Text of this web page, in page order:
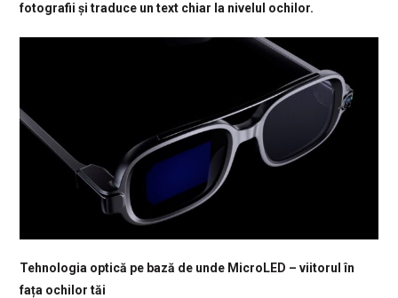
fotografii și traduce un text chiar la nivelul ochilor.
Tehnologia optică pe bază de unde MicroLED – viitorul în
fața ochilor tăi